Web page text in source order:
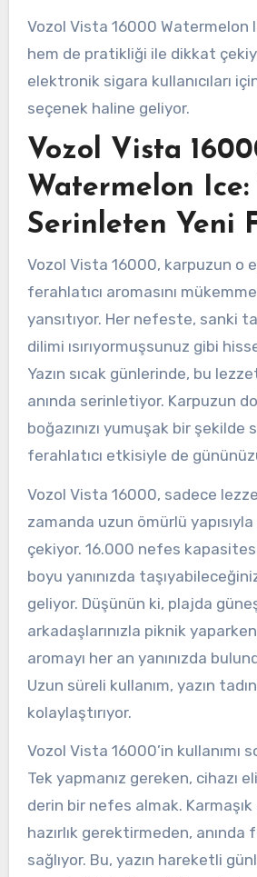
Vozol Vista 16000 Watermelon
hem de pratikliği ile dikkat
elektronik sigara kullanıcıları
seçenek haline geliyor.
Vozol Vista
Watermelon Ice:
Serinleten Yeni
Vozol Vista 16000, karpuzun o
ferahlatıcı aromasını
yansıtıyor. Her nefeste, sanki
dilimi ısırıyormuşsunuz gibi
Yazın sıcak günlerinde, bu
anında serinletiyor. Karpuzun
boğazınızı yumuşak bir şekilde
ferahlatıcı etkisiyle de
Vozol Vista 16000, sadece
zamanda uzun ömürlü
çekiyor. 16.000 nefes
boyu yanınızda
geliyor. Düşünün ki, plajda
arkadaşlarınızla piknik
aromayı her an yanınızda
Uzun süreli kullanım, yazın
kolaylaştırıyor.
Vozol Vista 16000’in kullanımı
Tek yapmanız gereken, cihazı
derin bir nefes almak.
hazırlık gerektirmeden, anında
sağlıyor. Bu, yazın hareketli